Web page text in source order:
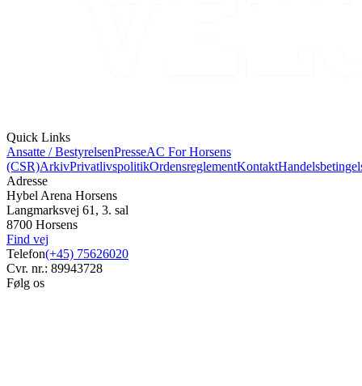
Quick Links
Ansatte / BestyrelsenPresseAC For Horsens
(CSR)ArkivPrivatlivspolitikOrdensreglementKontakt
Adresse
Hybel Arena Horsens
Langmarksvej 61, 3. sal
8700 Horsens
Find vej
Telefon(+45) 75626020
Cvr. nr.: 89943728
Følg os